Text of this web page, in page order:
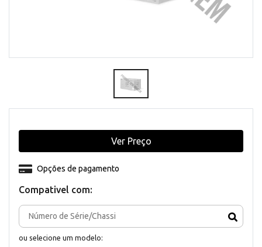
Compativel com:
ou selecione um modelo:
Opções de pagamento
Ver Preço